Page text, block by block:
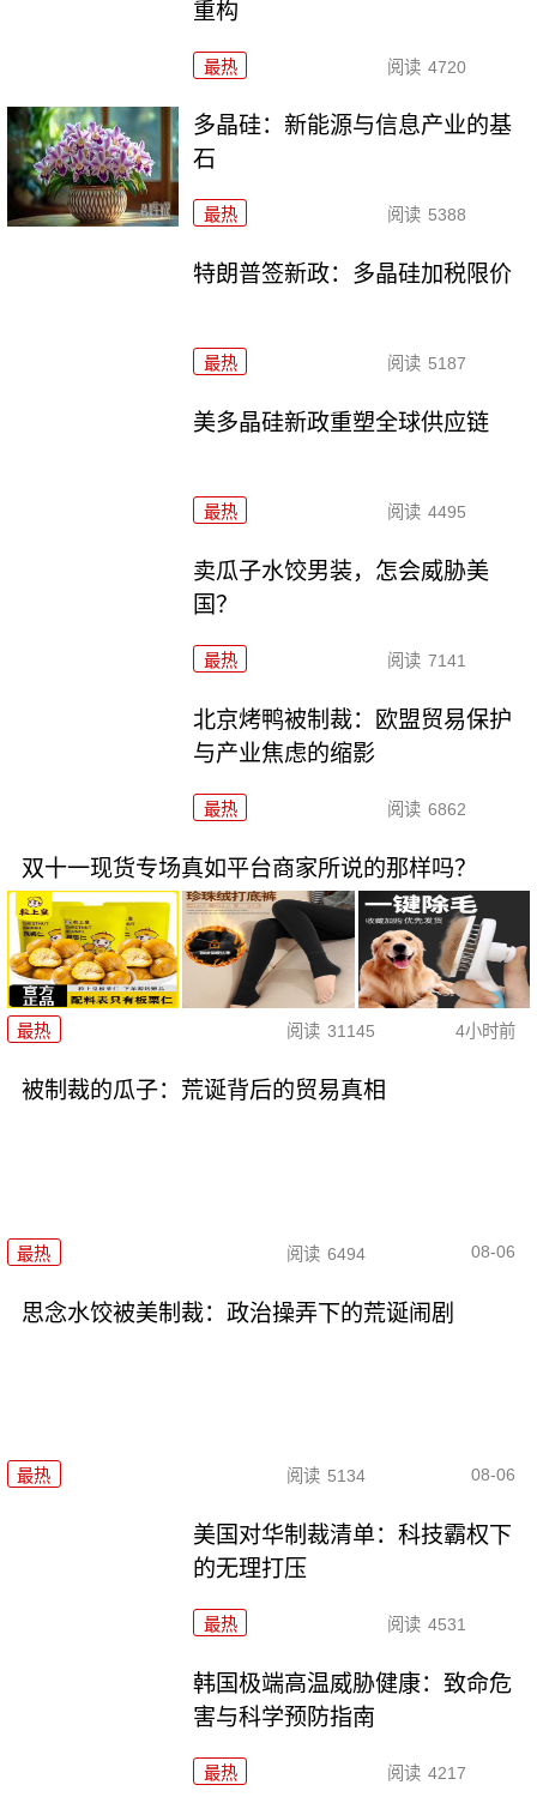
重构
最热 阅读 4720
多晶硅：新能源与信息产业的基
石
最热 阅读 5388
特朗普签新政：多晶硅加税限价
最热 阅读 5187
美多晶硅新政重塑全球供应链
最热 阅读 4495
卖瓜子水饺男装，怎会威胁美
国？
最热 阅读 7141
北京烤鸭被制裁：欧盟贸易保护
与产业焦虑的缩影
最热 阅读 6862
双十一现货专场真如平台商家所说的那样吗？
最热 阅读 31145 4小时前
被制裁的瓜子：荒诞背后的贸易真相
最热 阅读 6494 08-06
思念水饺被美制裁：政治操弄下的荒诞闹剧
最热 阅读 5134 08-06
美国对华制裁清单：科技霸权下
的无理打压
最热 阅读 4531
韩国极端高温威胁健康：致命危
害与科学预防指南
最热 阅读 4217